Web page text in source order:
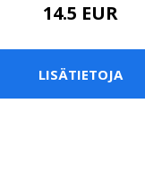
14.5 EUR
LISÄTIETOJA